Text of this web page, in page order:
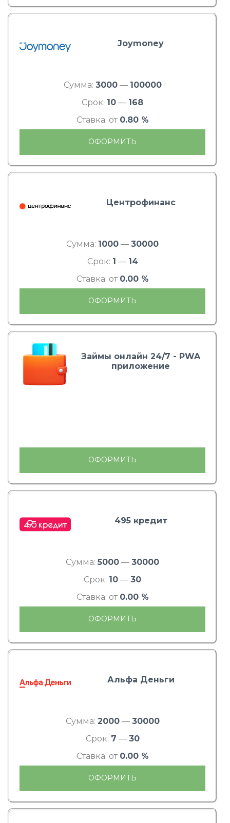
Joymoney
Сумма: 3000— 100000
Срок: 10 — 168
Ставка: от 0.80 %
ОФОРМИТЬ
Центрофинанс
Сумма: 1000 — 30000
Срок: 1 — 14
Ставка: от 0.00 %
ОФОРМИТЬ
Займы онлайн 24/7 - PWA
приложение
ОФОРМИТЬ
495 кредит
Сумма: 5000 — 30000
Срок: 10 — 30
Ставка: от 0.00 %
ОФОРМИТЬ
Альфа Деньги
Сумма: 2000— 30000
Срок: 7 — 30
Ставка: от 0.00 %
ОФОРМИТЬ